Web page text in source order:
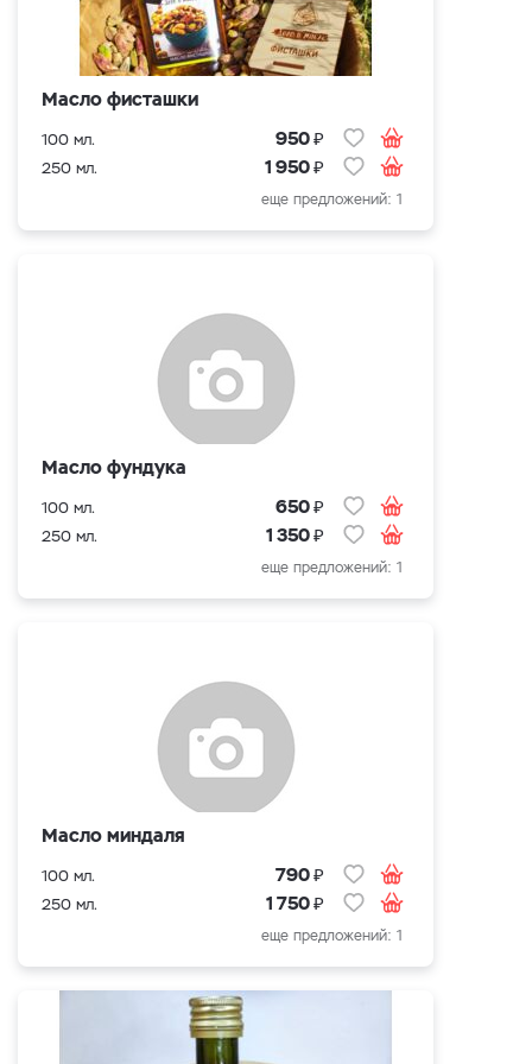
Масло фисташки
100 мл. 950₽
250 мл. 1 950₽
еще предложений: 1
Масло фундука
100 мл. 650₽
250 мл. 1 350₽
еще предложений: 1
Масло миндаля
100 мл. 790₽
250 мл. 1 750₽
еще предложений: 1